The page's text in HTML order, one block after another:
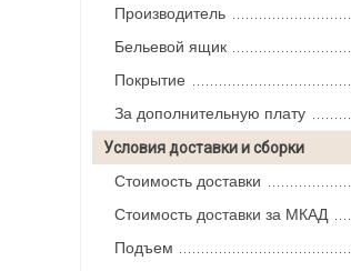
Производитель
Бельевой ящик
Покрытие
За дополнительную плату
Условия доставки и сборки
Стоимость доставки
Стоимость доставки за МКАД
Подъем